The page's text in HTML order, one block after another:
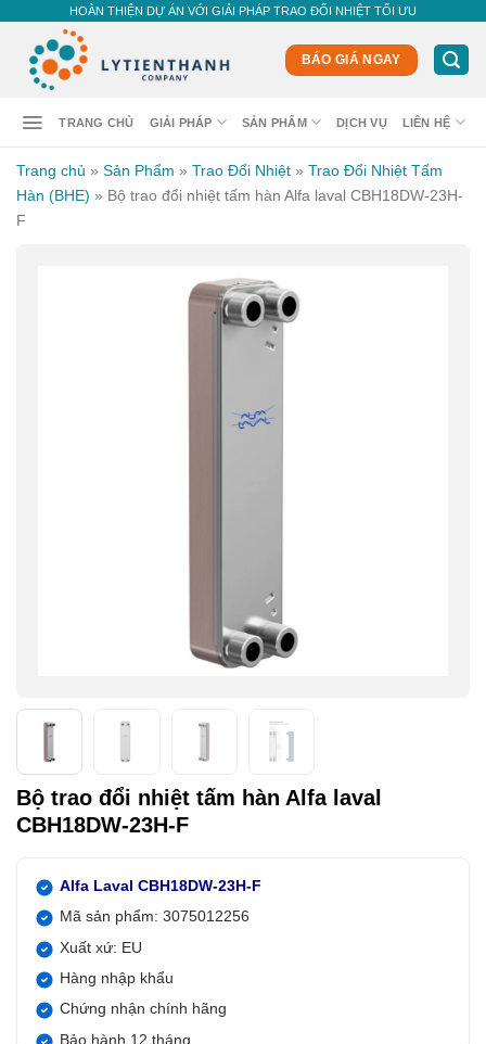
to
content
HOÀN THIỆN DỰ ÁN VỚI GIẢI PHÁP TRAO ĐỔI NHIỆT TỐI ƯU
BÁO GIÁ NGAY
TRANG CHỦ GIẢI PHÁP SẢN PHẨM DỊCH VỤ LIÊN HỆ
Trang chủ » Sản Phẩm » Trao Đổi Nhiệt » Trao Đổi Nhiệt Tấm
Hàn (BHE) » Bộ trao đổi nhiệt tấm hàn Alfa laval CBH18DW-23H-
F
Bộ trao đổi nhiệt tấm hàn Alfa laval
CBH18DW-23H-F
Alfa Laval CBH18DW-23H-F
Mã sản phẩm: 3075012256
Xuất xứ: EU
Hàng nhập khẩu
Chứng nhận chính hãng
Bảo hành 12 tháng